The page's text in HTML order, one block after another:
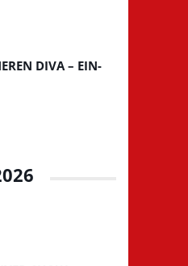
DIVA – EIN-